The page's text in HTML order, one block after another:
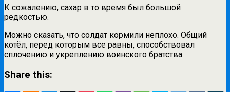
К сожалению, сахар в то время был большой
редкостью.
Можно сказать, что солдат кормили неплохо. Общий
котёл, перед которым все равны, способствовал
сплочению и укреплению воинского братства.
Share this: